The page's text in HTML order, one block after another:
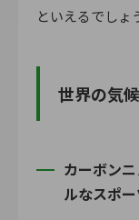
といえるでしょ
世界の気
カーボン
ルなスポ